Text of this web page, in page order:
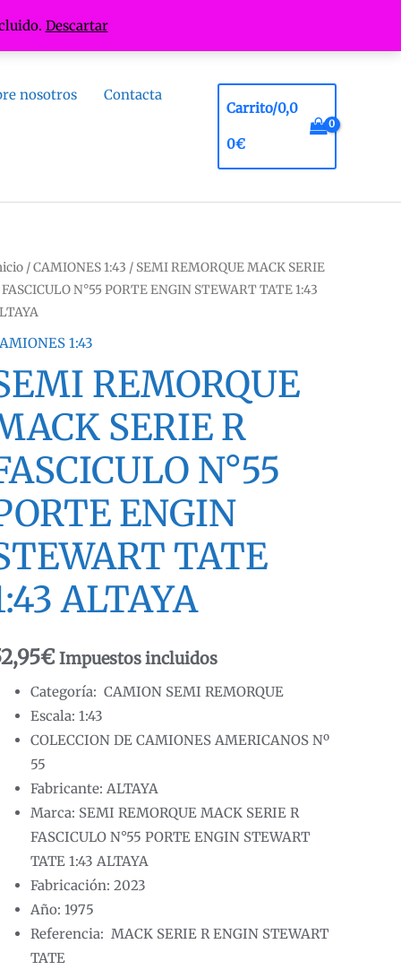
Descartar
nosotros Contacta
Carrito/0,0
0€
/CAMIONES 1:43 / SEMI REMORQUE MACK SERIE
N°55 PORTE ENGIN STEWART TATE 1:43
1:43
REMORQUE
SERIE R
N°55
ENGIN
TATE
ALTAYA
€ Impuestos incluidos
Categoría: CAMION SEMI REMORQUE
Escala: 1:43
COLECCION DE CAMIONES AMERICANOS Nº
55
Fabricante: ALTAYA
Marca: SEMI REMORQUE MACK SERIE R
FASCICULO N°55 PORTE ENGIN STEWART
TATE 1:43 ALTAYA
Fabricación: 2023
Año: 1975
Referencia: MACK SERIE R ENGIN STEWART
TATE